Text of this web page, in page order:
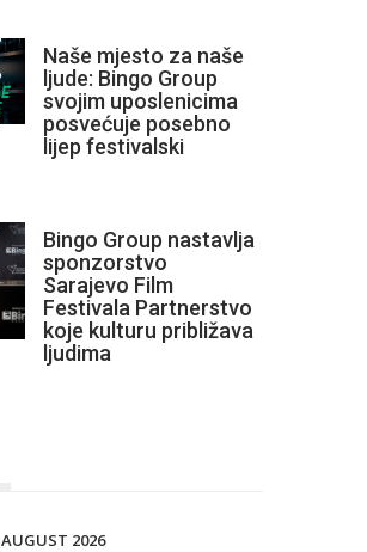
Naše mjesto za naše
ljude: Bingo Group
svojim uposlenicima
posvećuje posebno
lijep festivalski
Bingo Group nastavlja
sponzorstvo
Sarajevo Film
Festivala Partnerstvo
koje kulturu približava
ljudima
AUGUST 2026